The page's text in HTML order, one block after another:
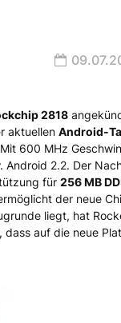
Tablets
2818
aktuellen Android-
600 MHz
2.2. Der
für 256 MB
der neue
liegt, hat
dass auf die neue